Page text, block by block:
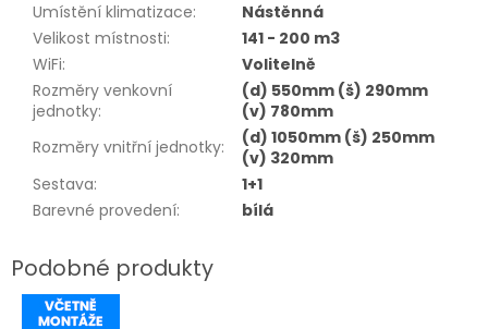
Umístění klimatizace:
Nástěnná
Velikost místnosti:
141 - 200 m3
WiFi:
Volitelně
Rozměry venkovní
jednotky:
(d) 550mm (š) 290mm
(v) 780mm
Rozměry vnitřní jednotky:
(d) 1050mm (š) 250mm
(v) 320mm
Sestava:
1+1
Barevné provedení: bílá